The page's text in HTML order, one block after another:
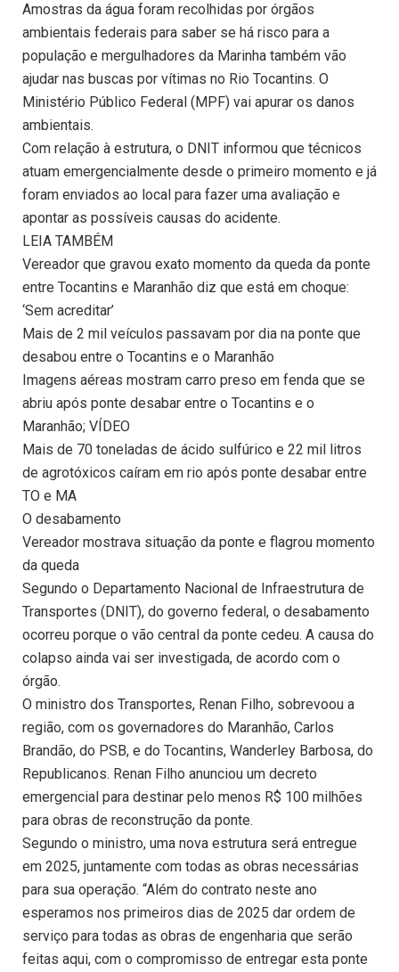
Amostras da água foram recolhidas por órgãos
ambientais federais para saber se há risco para a
população e mergulhadores da Marinha também vão
ajudar nas buscas por vítimas no Rio Tocantins. O
Ministério Público Federal (MPF) vai apurar os danos
ambientais.
Com relação à estrutura, o DNIT informou que técnicos
atuam emergencialmente desde o primeiro momento e já
foram enviados ao local para fazer uma avaliação e
apontar as possíveis causas do acidente.
LEIA TAMBÉM
Vereador que gravou exato momento da queda da ponte
entre Tocantins e Maranhão diz que está em choque:
‘Sem acreditar’
Mais de 2 mil veículos passavam por dia na ponte que
desabou entre o Tocantins e o Maranhão
Imagens aéreas mostram carro preso em fenda que se
abriu após ponte desabar entre o Tocantins e o
Maranhão; VÍDEO
Mais de 70 toneladas de ácido sulfúrico e 22 mil litros
de agrotóxicos caíram em rio após ponte desabar entre
TO e MA
O desabamento
Vereador mostrava situação da ponte e flagrou momento
da queda
Segundo o Departamento Nacional de Infraestrutura de
Transportes (DNIT), do governo federal, o desabamento
ocorreu porque o vão central da ponte cedeu. A causa do
colapso ainda vai ser investigada, de acordo com o
órgão.
O ministro dos Transportes, Renan Filho, sobrevoou a
região, com os governadores do Maranhão, Carlos
Brandão, do PSB, e do Tocantins, Wanderley Barbosa, do
Republicanos. Renan Filho anunciou um decreto
emergencial para destinar pelo menos R$ 100 milhões
para obras de reconstrução da ponte.
Segundo o ministro, uma nova estrutura será entregue
em 2025, juntamente com todas as obras necessárias
para sua operação. “Além do contrato neste ano
esperamos nos primeiros dias de 2025 dar ordem de
serviço para todas as obras de engenharia que serão
feitas aqui, com o compromisso de entregar esta ponte